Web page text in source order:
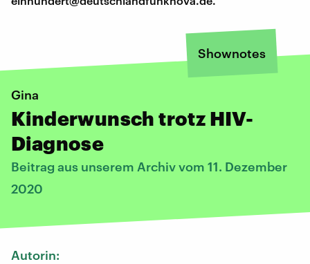
Shownotes
Gina
Kinderwunsch trotz HIV-
Diagnose
Beitrag aus unserem Archiv vom 11. Dezember
2020
Autorin: